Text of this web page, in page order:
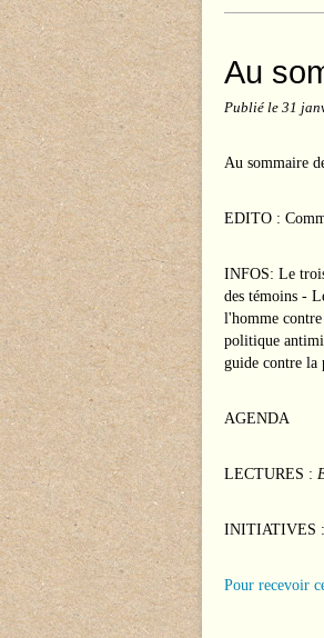
Au
Publié le 31
Au sommaire
EDITO :
INFOS: Le
des témoins -
l'homme
politique
guide contre la
AGENDA
LECTURES :
INITIATIVES :
Pour recevoir